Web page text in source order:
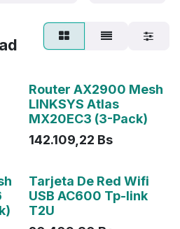
Agotado
Router AX2900 Mesh
LINKSYS Atlas
MX20EC3 (3-Pack)
142.109,22 Bs
Tarjeta De Red Wifi
USB AC600 Tp-link
T2U